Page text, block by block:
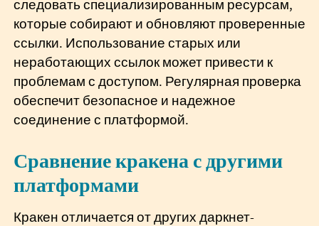
следовать специализированным ресурсам,
которые собирают и обновляют проверенные
ссылки. Использование старых или
неработающих ссылок может привести к
проблемам с доступом. Регулярная проверка
обеспечит безопасное и надежное
соединение с платформой.
Сравнение кракена с другими
платформами
Кракен отличается от других даркнет-